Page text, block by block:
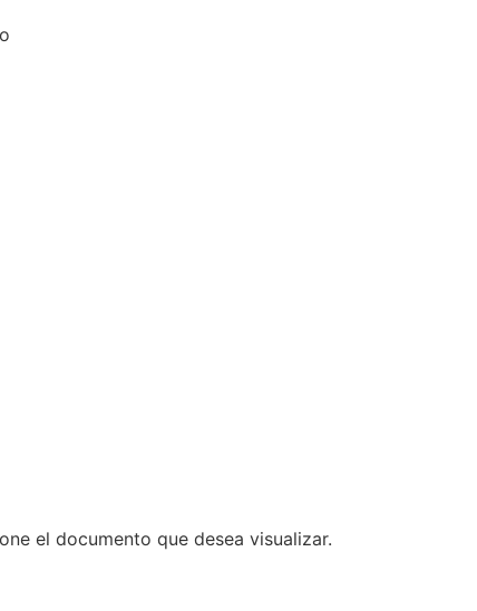
el documento que desea visualizar.